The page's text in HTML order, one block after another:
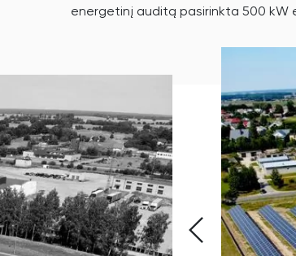
energetinį auditą pasirinkta 500 kW